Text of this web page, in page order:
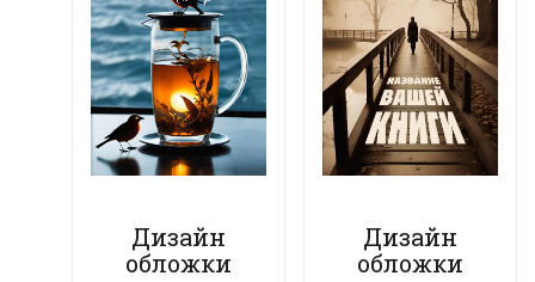
Дизайн
обложки
Дизайн
обложки